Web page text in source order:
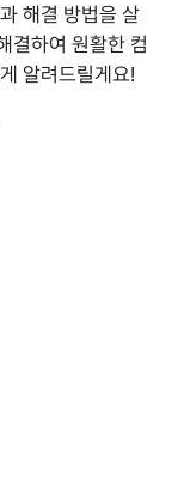
해결 방법을 살
결하여 원활한 컴
알려드릴게요!